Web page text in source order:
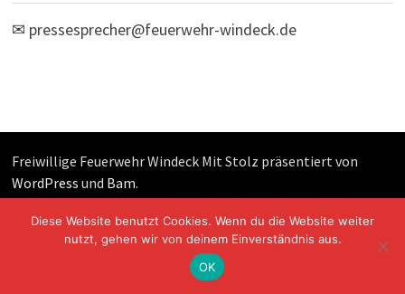
✉ pressesprecher@feuerwehr-windeck.de
Freiwillige Feuerwehr Windeck Mit Stolz präsentiert von
WordPress und Bam.
Diese Website benutzt Cookies. Wenn du die Website weiter
nutzt, gehen wir von deinem Einverständnis aus.
OK